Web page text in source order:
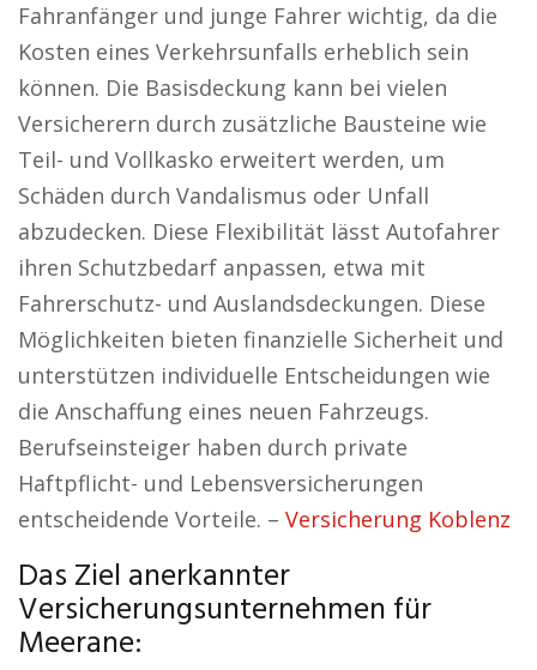
Fahranfänger und junge Fahrer wichtig, da die
Kosten eines Verkehrsunfalls erheblich sein
können. Die Basisdeckung kann bei vielen
Versicherern durch zusätzliche Bausteine wie
Teil- und Vollkasko erweitert werden, um
Schäden durch Vandalismus oder Unfall
abzudecken. Diese Flexibilität lässt Autofahrer
ihren Schutzbedarf anpassen, etwa mit
Fahrerschutz- und Auslandsdeckungen. Diese
Möglichkeiten bieten finanzielle Sicherheit und
unterstützen individuelle Entscheidungen wie
die Anschaffung eines neuen Fahrzeugs.
Berufseinsteiger haben durch private
Haftpflicht- und Lebensversicherungen
entscheidende Vorteile. – Versicherung Koblenz
Das Ziel anerkannter
Versicherungsunternehmen für
Meerane: